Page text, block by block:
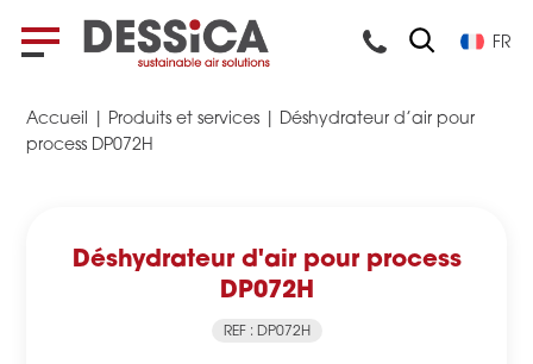
FR
Accueil Produits et services
Déshydrateur d’air pour
process DP072H
Déshydrateur d'air pour process
DP072H
REF : DP072H